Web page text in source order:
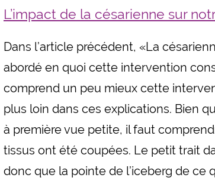
L’impact de la césarienne sur
Dans l’article précédent, «La
abordé en quoi cette intervention
comprend un peu mieux cette
plus loin dans ces explications. Bien
à première vue petite, il faut
tissus ont été coupées. Le petit trait
donc que la pointe de l’iceberg de ce